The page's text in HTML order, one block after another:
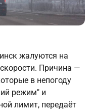
жалуются на
Причина —
в непогоду
режим" и
лимит, передаёт